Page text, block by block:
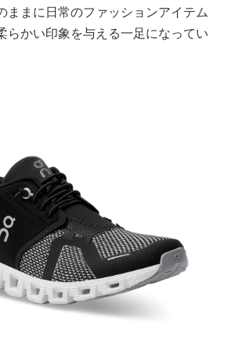
ままに日常のファッションアイテム
らかい印象を与える一足になってい